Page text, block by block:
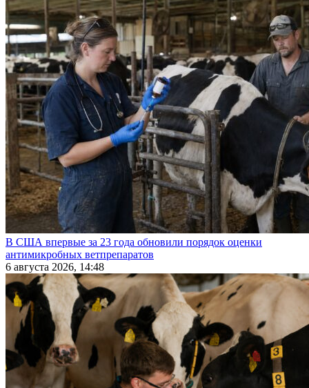
В США впервые за 23 года обновили порядок оценки
антимикробных ветпрепаратов
6 августа 2026, 14:48